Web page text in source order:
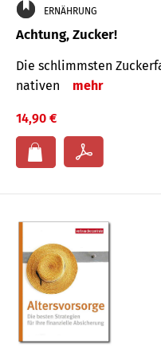
ERNÄHRUNG
Achtung, Zucker!
Die schlimmsten
nativen
mehr
14,90 €